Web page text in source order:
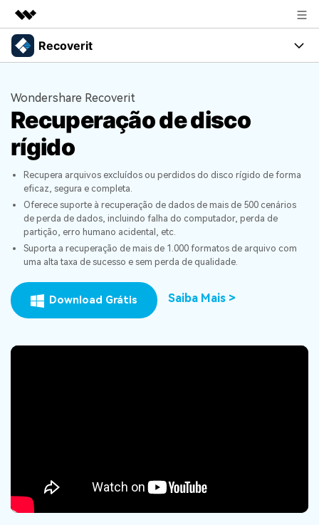
Produtos em destaque
Utilitários
Visão geral
Soluções
Sobre nós
Sala de imprensa
Loja
Suporte
Recoverit
Recoverit para Windows
Uma ferramenta líder de recuperação de dados para
Recoverit para Mac
Recupere dados ilimitados do sistema Mac
Teste Grátis
Recursos
Recuperar arquivos de mídia
Recuperar arquivos de documentos
Recuperação de dispositivos
VERIFIQUE TODOS OS RECURSOS
Soluções
Soluções de arquivos
Soluções para computadores
Soluções para armazenamento
Soluções de backup
Porque Recoverit
Especialista em recuperação de dados
Histórias de usuários
Tema Quente
Guide
Entrar
search
Wondershare Recoverit
Recuperação de disco
rígido
Recupera arquivos excluídos ou perdidos do disco rígido de forma
eficaz, segura e completa.
Oferece suporte à recuperação de dados de mais de 500 cenários
de perda de dados, incluindo falha do computador, perda de
partição, erro humano acidental, etc.
Suporta a recuperação de mais de 1.000 formatos de arquivo com
uma alta taxa de sucesso e sem perda de qualidade.
Download Grátis Saiba Mais >